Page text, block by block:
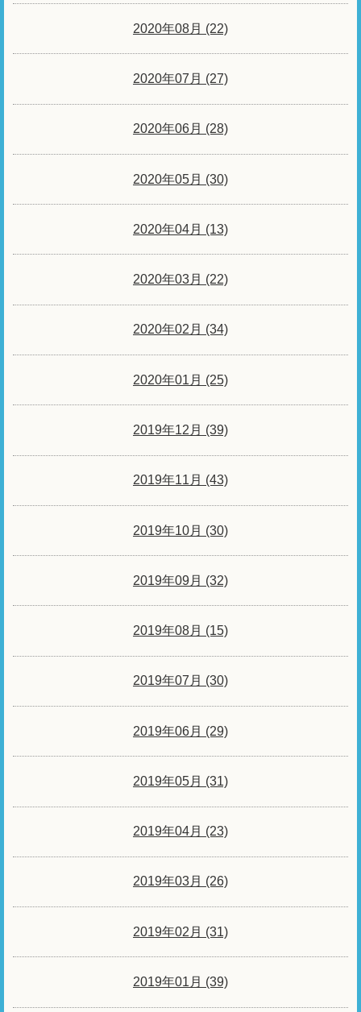
2020年08月 (22)
2020年07月 (27)
2020年06月 (28)
2020年05月 (30)
2020年04月 (13)
2020年03月 (22)
2020年02月 (34)
2020年01月 (25)
2019年12月 (39)
2019年11月 (43)
2019年10月 (30)
2019年09月 (32)
2019年08月 (15)
2019年07月 (30)
2019年06月 (29)
2019年05月 (31)
2019年04月 (23)
2019年03月 (26)
2019年02月 (31)
2019年01月 (39)